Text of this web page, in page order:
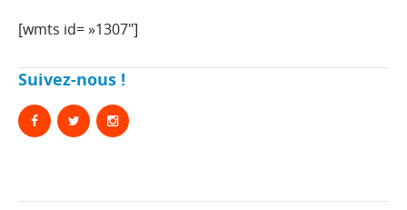
[wmts id= »1307″]
Suivez-nous !